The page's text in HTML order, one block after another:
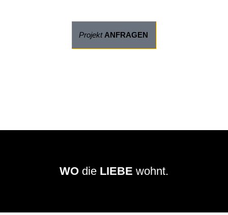
Projekt ANFRAGEN
WO die LIEBE wohnt.